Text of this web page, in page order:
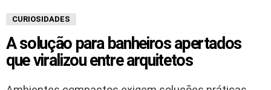
CURIOSIDADES
A solução para banheiros apertados
que viralizou entre arquitetos